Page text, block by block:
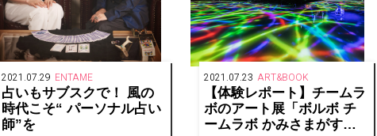
2021.07.29 ENTAME
占いもサブスクで！ 風の
時代こそ“ パーソナル占い
師”を
2021.07.23 ART&BOOK
【体験レポート】チームラ
ボのアート展「ボルボ チ
ームラボ かみさまがすま